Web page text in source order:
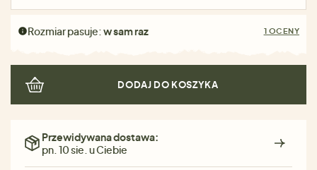
Rozmiar pasuje:w sam raz 1 OCENY
DODAJ DO KOSZYKA
Przewidywana dostawa:
pn. 10 sie. u Ciebie